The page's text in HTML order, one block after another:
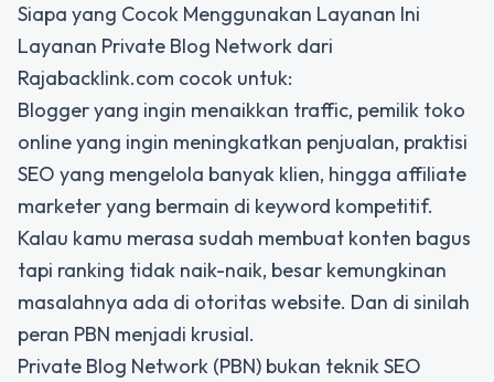
Siapa yang Cocok Menggunakan Layanan Ini
Layanan Private Blog Network dari
Rajabacklink.com cocok untuk:
Blogger yang ingin menaikkan traffic, pemilik toko
online yang ingin meningkatkan penjualan, praktisi
SEO yang mengelola banyak klien, hingga affiliate
marketer yang bermain di keyword kompetitif.
Kalau kamu merasa sudah membuat konten bagus
tapi ranking tidak naik-naik, besar kemungkinan
masalahnya ada di otoritas website. Dan di sinilah
peran PBN menjadi krusial.
Private Blog Network (PBN) bukan teknik SEO